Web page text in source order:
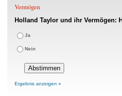
Vermögen
Holland Taylor und ihr Vermögen:
Ja
Nein
Ergebnis anzeigen »